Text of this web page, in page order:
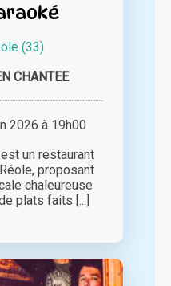
(33)
CHANTEE
2026 à 19h00
un restaurant
proposant
chaleureuse
plats faits [...]